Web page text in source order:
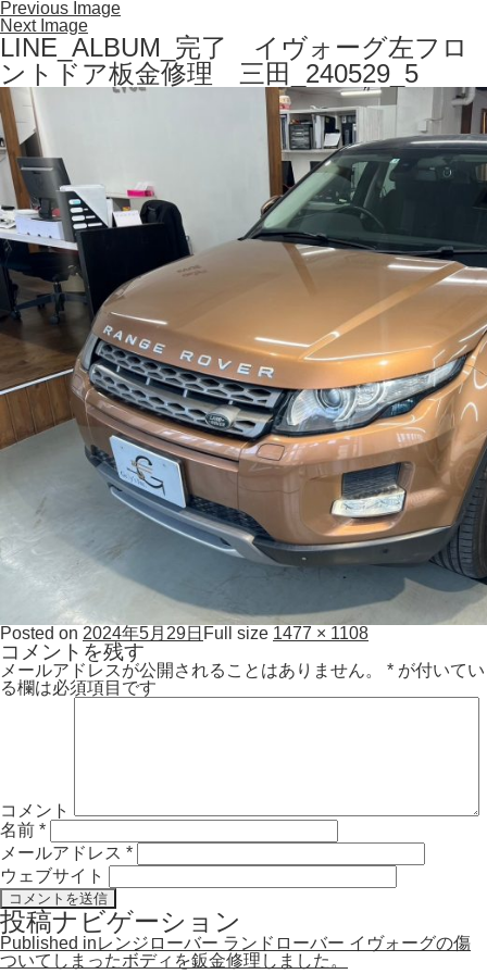
Previous Image
Next Image
LINE_ALBUM_完了 イヴォーグ左フロ
ントドア板金修理 三田_240529_5
Posted on 2024年5月29日 Full size 1477 × 1108
コメントを残す
メールアドレスが公開されることはありません。 * が付いてい
る欄は必須項目です
コメント
名前 *
メールアドレス *
ウェブサイト
投稿ナビゲーション
Published inレンジローバー ランドローバー イヴォーグの傷
ついてしまったボディを鈑金修理しました。